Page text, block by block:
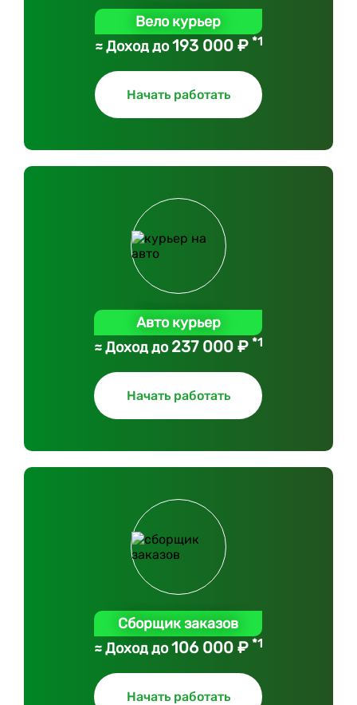
Вело курьер
≈ Доход до193 000 ₽ *1
Начать работать
Авто курьер
≈ Доход до237 000 ₽ *1
Начать работать
Сборщик заказов
≈ Доход до106 000 ₽ *1
Начать работать